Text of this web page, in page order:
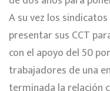
A su vez los
presentar sus CCT
con el apoyo del 50
trabajadores de una